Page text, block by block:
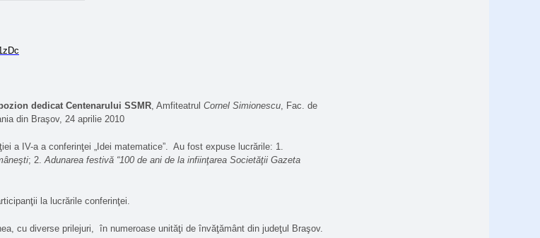
dedicat Centenarului SSMR, Amfiteatrul Cornel Simionescu, Fac. de
din Braşov, 24 aprilie 2010
a IV-a a conferinţei „Idei matematice”. Au fost expuse lucrările: 1.
; 2.Adunarea festivă “100 de ani de la infiinţarea Societăţii Gazeta
la lucrările conferinţei.
cu diverse prilejuri, în numeroase unităţi de învăţământ din judeţul Braşov.